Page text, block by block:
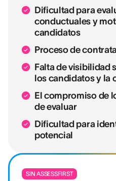
Dificultad para
conductuales y
candidatos
Proceso de
Falta de visibilidad
los candidatos y la
El compromiso de
de evaluar
Dificultad para
potencial
SIN ASSESSFIRST